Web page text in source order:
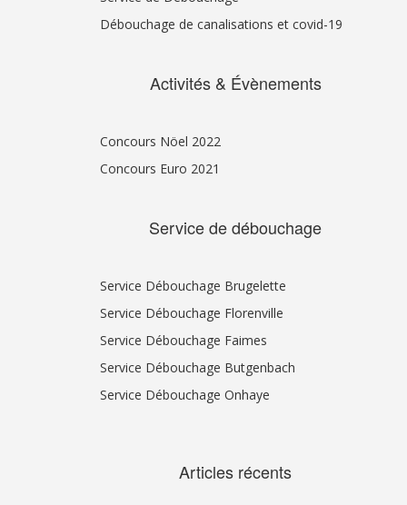
Débouchage de canalisations et covid-19
Activités & Évènements
Concours Nöel 2022
Concours Euro 2021
Service de débouchage
Service Débouchage Brugelette
Service Débouchage Florenville
Service Débouchage Faimes
Service Débouchage Butgenbach
Service Débouchage Onhaye
Articles récents